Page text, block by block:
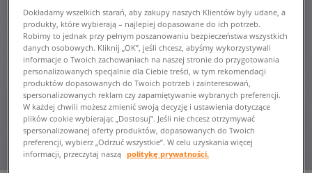
Dokładamy wszelkich starań, aby zakupy naszych Klientów były udane, a
produkty, które wybierają – najlepiej dopasowane do ich potrzeb.
Robimy to jednak przy pełnym poszanowaniu bezpieczeństwa wszystkich
danych osobowych. Kliknij „OK”, jeśli chcesz, abyśmy wykorzystywali
informacje o Twoich zachowaniach na naszej stronie do przygotowania
personalizowanych specjalnie dla Ciebie treści, w tym rekomendacji
produktów dopasowanych do Twoich potrzeb i zainteresowań,
spersonalizowanych reklam czy zapamiętywanie wybranych preferencji.
W każdej chwili możesz zmienić swoją decyzję i ustawienia dotyczące
plików cookie wybierając „Dostosuj”. Jeśli nie chcesz otrzymywać
spersonalizowanej oferty produktów, dopasowanych do Twoich
preferencji, wybierz „Odrzuć wszystkie”. W celu uzyskania więcej
informacji, przeczytaj naszą politykę prywatności.